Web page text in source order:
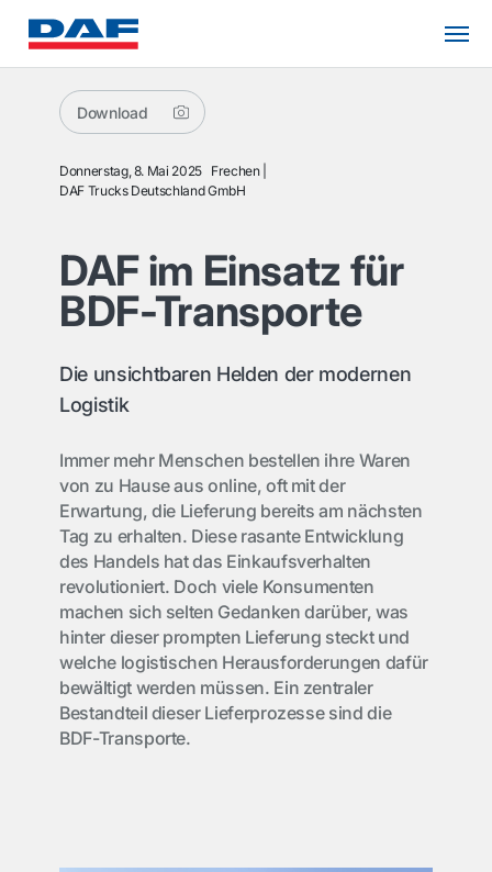
Download
Donnerstag, 8. Mai 2025
Frechen
DAF Trucks Deutschland GmbH
DAF im Einsatz für
BDF-Transporte
Die unsichtbaren Helden der modernen
Logistik
Immer mehr Menschen bestellen ihre Waren
von zu Hause aus online, oft mit der
Erwartung, die Lieferung bereits am nächsten
Tag zu erhalten. Diese rasante Entwicklung
des Handels hat das Einkaufsverhalten
revolutioniert. Doch viele Konsumenten
machen sich selten Gedanken darüber, was
hinter dieser prompten Lieferung steckt und
welche logistischen Herausforderungen dafür
bewältigt werden müssen. Ein zentraler
Bestandteil dieser Lieferprozesse sind die
BDF-Transporte.